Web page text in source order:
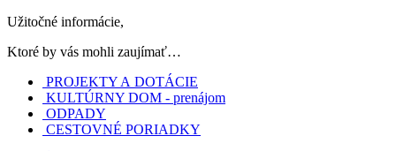
Užitočné informácie,
Ktoré by vás mohli zaujímať…
PROJEKTY A DOTÁCIE
KULTÚRNY DOM - prenájom
ODPADY
CESTOVNÉ PORIADKY